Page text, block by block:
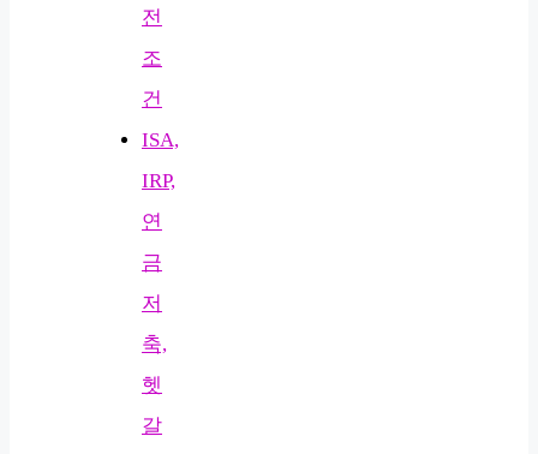
전
조
건
ISA,
IRP,
연
금
저
축,
헷
갈